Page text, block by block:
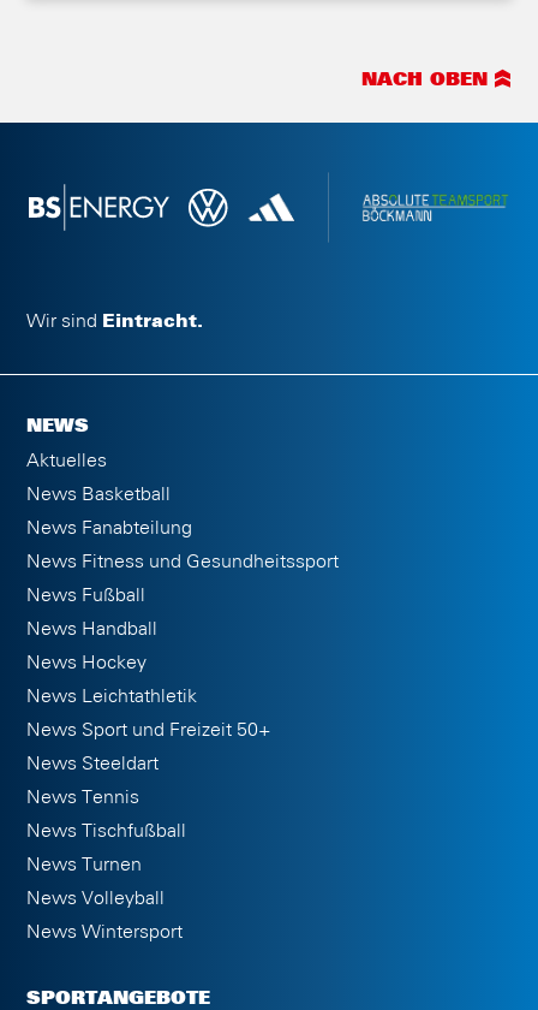
NACH OBEN
Wir sind Eintracht.
NEWS
Aktuelles
News Basketball
News Fanabteilung
News Fitness und Gesundheitssport
News Fußball
News Handball
News Hockey
News Leichtathletik
News Sport und Freizeit 50+
News Steeldart
News Tennis
News Tischfußball
News Turnen
News Volleyball
News Wintersport
SPORTANGEBOTE